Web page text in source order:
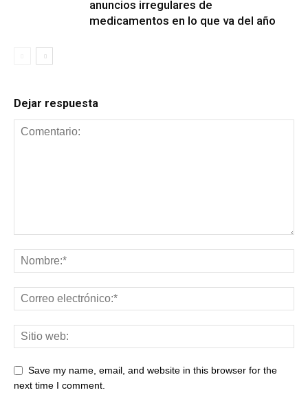
anuncios irregulares de
medicamentos en lo que va del año
Dejar respuesta
Save my name, email, and website in this browser for the
next time I comment.